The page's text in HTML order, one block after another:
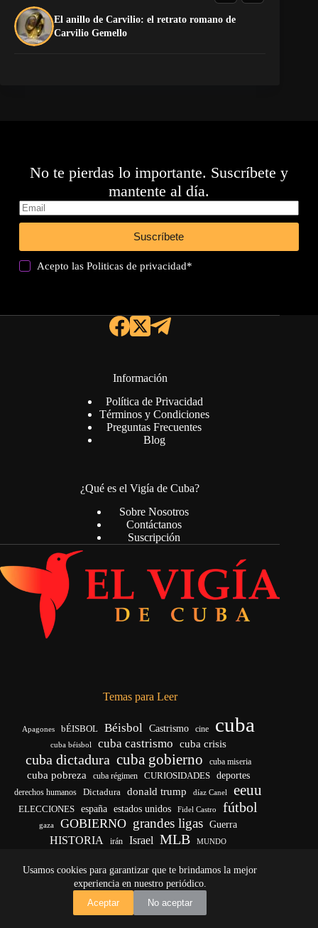
Usamos cookies para garantizar que te brindamos la mejor
experiencia en nuestro periódico.
Aceptar
No aceptar
El anillo de Carvilio: el retrato romano de
Carvilio Gemello
No te pierdas lo importante. Suscríbete y
mantente al día.
Suscríbete
Acepto lasPoliticas de privacidad*
Información
Política de Privacidad
Términos y Condiciones
Preguntas Frecuentes
Blog
¿Qué es el Vigía de Cuba?
Sobre Nosotros
Contáctanos
Suscripción
Temas para Leer
Apagones bÉISBOL Béisbol Castrismo cine cuba
cuba béisbol cuba castrismo cuba crisis
cuba dictadura cuba gobierno cuba miseria
cuba pobreza cuba régimen CURIOSIDADES deportes
derechos humanos Dictadura donald trump díaz Canel eeuu
ELECCIONES españa estados unidos Fidel Castro fútbol
gaza GOBIERNO grandes ligas Guerra
HISTORIA irán Israel MLB MUNDO
Rusia
régimen cubano Trump Ucrania venezuela vida yankees
Copyright © 2026 - El Vigía de Cuba
Desarrollo, mantenimiento web y SEO por